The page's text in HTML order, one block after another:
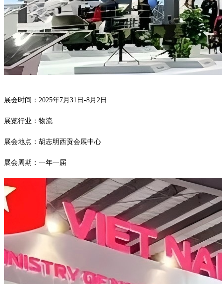
展会时间： 2025年7月31日-8月2日
展览行业：物流
展会地点：胡志明西贡会展中心
展会周期：一年一届